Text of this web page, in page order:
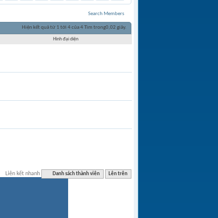
Search Members
Hiện kết quả từ 1 tới 4 của 4Tìm trong0,02 giây.
Hình đại diện
Liên kết nhanh Danh sách thành viên Lên trên